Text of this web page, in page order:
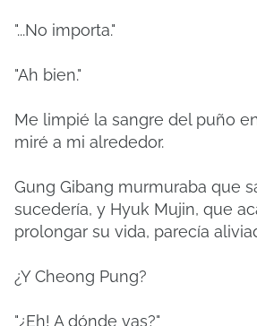
"...No importa."
"Ah bien."
Me limpié la sangre del puño
miré a mi alrededor.
Gung Gibang murmuraba que
sucedería, y Hyuk Mujin, que
prolongar su vida, parecía
¿Y Cheong Pung?
"¿Eh! A dónde vas?"